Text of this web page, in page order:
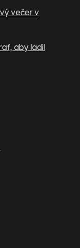
večer v
aby ladil